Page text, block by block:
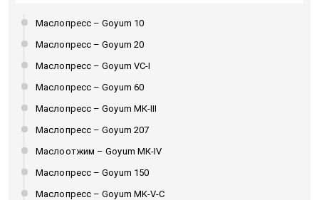
Маслопресс – Goyum 10
Маслопресс – Goyum 20
Маслопресс – Goyum VC-I
Маслопресс – Goyum 60
Маслопресс – Goyum МК-III
Маслопресс – Goyum 207
Маслоотжим – Goyum МК-IV
Маслопресс – Goyum 150
Маслопресс – Goyum MK-V-C